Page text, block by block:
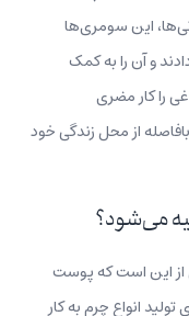
این سومری‌ها
و آن را به کمک
را کار مضری
از محل زندگی خود
می‌شود؟
از این است که پوست
انواع چرم به کار